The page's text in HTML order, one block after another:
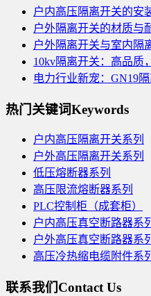
户内高压隔离开关的安
户外隔离开关的材质与
户外隔离开关与室内隔
10kv隔离开关：高品质
电力行业新宠：GN19
热门关键词Keywords
户内高压隔离开关系列
户外高压隔离开关系列
低压熔断器系列
高压限流熔断器系列
PLC控制柜（成套柜）
户内高压真空断路器系
户外高压真空断路器系
高压冷热缩电缆附件系
联系我们Contact Us